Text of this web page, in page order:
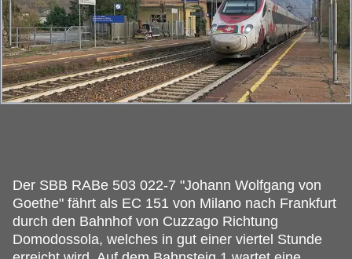
Der SBB RABe 503 022-7 "Johann Wolfgang von
Goethe" fährt als EC 151 von Milano nach Frankfurt
durch den Bahnhof von Cuzzago Richtung
Domodossola, welches in gut einer viertel Stunde